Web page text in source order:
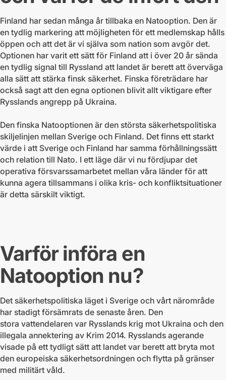
Finland har sedan många år tillbaka en Natooption. Den är
en tydlig markering att möjligheten för ett medlemskap hålls
öppen och att det är vi själva som nation som avgör det.
Optionen har varit ett sätt för Finland att i över 20 år sända
en tydlig signal till Ryssland att landet är berett att överväga
alla sätt att stärka finsk säkerhet. Finska företrädare har
också sagt att den egna optionen blivit allt viktigare efter
Rysslands angrepp på Ukraina.
Den finska Natooptionen är den största säkerhetspolitiska
skiljelinjen mellan Sverige och Finland. Det finns ett starkt
värde i att Sverige och Finland har samma förhållningssätt
och relation till Nato. I ett läge där vi nu fördjupar det
operativa försvarssamarbetet mellan våra länder för att
kunna agera tillsammans i olika kris- och konfliktsituationer
är detta särskilt viktigt.
Varför införa en
Natooption nu?
Det säkerhetspolitiska läget i Sverige och vårt närområde
har stadigt försämrats de senaste åren. Den
stora vattendelaren var Rysslands krig mot Ukraina och den
illegala annektering av Krim 2014. Rysslands agerande
visade på ett tydligt sätt att landet var berett att bryta mot
den europeiska säkerhetsordningen och flytta på gränser
med militärt våld.